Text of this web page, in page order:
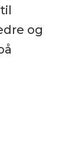
og